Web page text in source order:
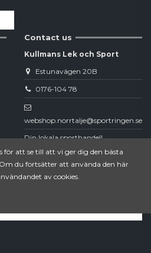
Contact us
Kullmans Lek och Sport
Estunavägen 20B
0176-104 78
webshop.norrtalje@sportringen.se
Din lokala sporthandel!
för att se till att vi ger dig den bästa
du fortsätter att använda den här
av cookies.